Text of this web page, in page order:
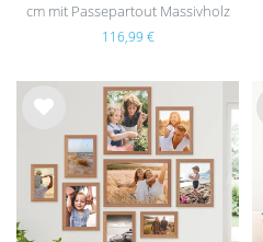
cm mit Passepartout Massivholz
mit Acrylglasscheibe
116,99 €
hlist
e